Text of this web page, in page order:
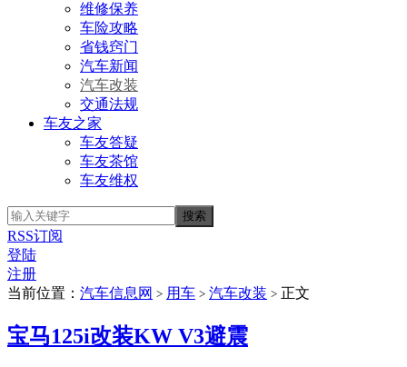
维修保养
车险攻略
省钱窍门
汽车新闻
汽车改装
交通法规
车友之家
车友答疑
车友茶馆
车友维权
RSS订阅
登陆
注册
当前位置： 汽车信息网 > 用车 > 汽车改装 > 正文
宝马125i改装KW V3避震